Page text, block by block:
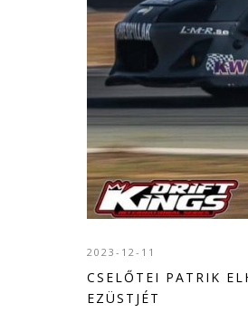
2023-12-11
CSELŐTEI PATRIK
EZÜSTJÉT